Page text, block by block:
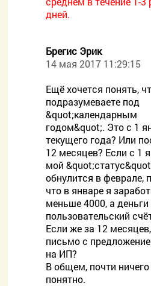
дней.
Брегис Эрик
14 мая 2017 11:29:15
Ещё хочется понять,
подразумеваете под
&quot;календарным
годом&quot;. Это с 1
текущего года? Или
12 месяцев? Если с 1
мой
обнулится в феврале,
что в январе я
меньше 4000, а деньги
пользовательский
Если же за 12
письмо с
на ИП?
В общем, почти ничего
понятно.